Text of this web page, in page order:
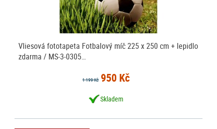
Vliesová fototapeta Fotbalový míč 225 x 250 cm + lepidlo
zdarma / MS-3-0305…
1 199 Kč 950 Kč
Skladem